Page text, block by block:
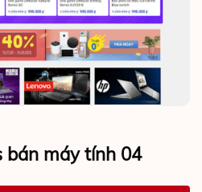
bán máy tính 04